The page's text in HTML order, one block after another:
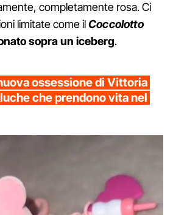
completamente rosa. Ci
limitate come ilCoccolotto
sopra un iceberg.
ossessione di Vittoria
che prendono vita nel